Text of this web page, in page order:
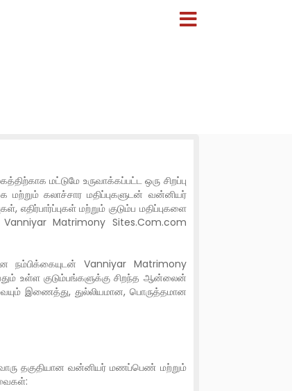
மட்டுமே உருவாக்கப்பட்ட ஒரு சிறப்பு
கலாச்சார மதிப்புகளுடன் வன்னியர்
மற்றும் குடும்ப மதிப்புகளை
Matrimony Sites.Com.com
நம்பிக்கையுடன் Vanniyar Matrimony
உள்ள குடும்பங்களுக்கு சிறந்த ஆன்லைன்
இணைத்து, துல்லியமான, பொருத்தமான
தகுதியான வன்னியர் மணப்பெண் மற்றும்